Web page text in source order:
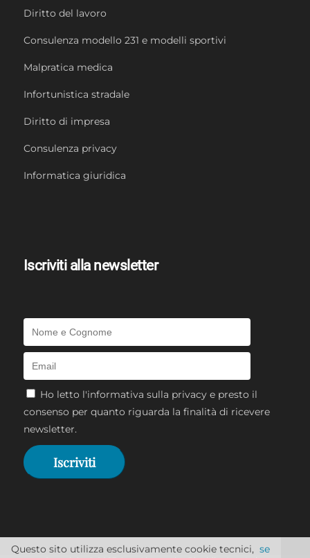
Diritto del lavoro
Consulenza modello 231 e modelli sportivi
Malpratica medica
Infortunistica stradale
Diritto di impresa
Consulenza privacy
Informatica giuridica
Iscriviti alla newsletter
Ho letto l'informativa sulla privacye presto il
consenso per quanto riguarda la finalità di ricevere
newsletter.
Questo sito utilizza esclusivamente cookie tecnici, se